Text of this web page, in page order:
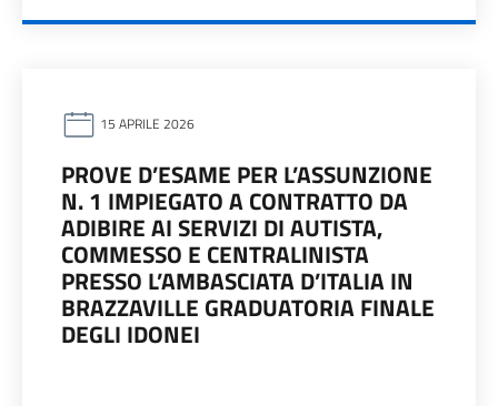
15 APRILE 2026
PROVE D’ESAME PER L’ASSUNZIONE
N. 1 IMPIEGATO A CONTRATTO DA
ADIBIRE AI SERVIZI DI AUTISTA,
COMMESSO E CENTRALINISTA
PRESSO L’AMBASCIATA D’ITALIA IN
BRAZZAVILLE GRADUATORIA FINALE
DEGLI IDONEI